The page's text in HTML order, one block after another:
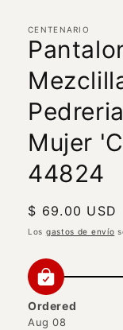
1
en
una
modal
CENTENARIO
Mujer
44824
Precio
habitual
$ 69.00 USD
Los gastos de envío
Ordered
Aug 08